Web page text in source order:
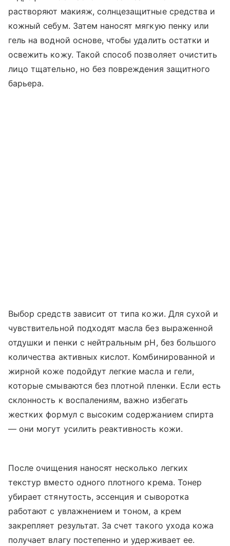
растворяют макияж, солнцезащитные средства и
кожный себум. Затем наносят мягкую пенку или
гель на водной основе, чтобы удалить остатки и
освежить кожу. Такой способ позволяет очистить
лицо тщательно, но без повреждения защитного
барьера.
Выбор средств зависит от типа кожи. Для сухой и
чувствительной подходят масла без выраженной
отдушки и пенки с нейтральным pH, без большого
количества активных кислот. Комбинированной и
жирной коже подойдут легкие масла и гели,
которые смываются без плотной пленки. Если есть
склонность к воспалениям, важно избегать
жестких формул с высоким содержанием спирта
— они могут усилить реактивность кожи.
После очищения наносят несколько легких
текстур вместо одного плотного крема. Тонер
убирает стянутость, эссенция и сыворотка
работают с увлажнением и тоном, а крем
закрепляет результат. За счет такого ухода кожа
получает влагу постепенно и удерживает ее.